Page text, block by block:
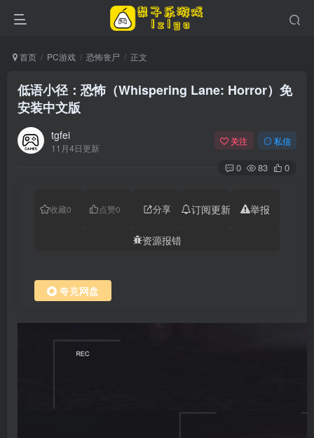
首页 PC游戏 恐怖丧尸 正文
低语小径：恐怖（Whispering Lane: Horror）免
安装中文版
tgfei
11月4日更新
关注 私信
0 83 0
收藏0 点赞0 分享 订阅更新 举报
资源报错
夸克网盘